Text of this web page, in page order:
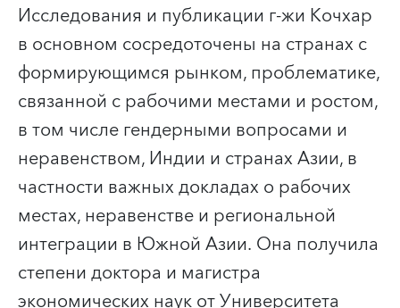
Исследования и публикации г-жи Кочхар
в основном сосредоточены на странах с
формирующимся рынком, проблематике,
связанной с рабочими местами и ростом,
в том числе гендерными вопросами и
неравенством, Индии и странах Азии, в
частности важных докладах о рабочих
местах, неравенстве и региональной
интеграции в Южной Азии. Она получила
степени доктора и магистра
экономических наук от Университета